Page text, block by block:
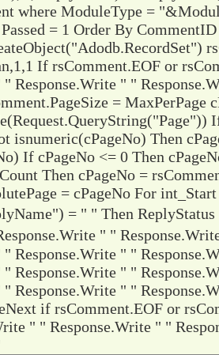
where ModuleType =
= 1 Order By
If rsComment.EOF or
" Response.Write " "
= MaxPerPage
isnumeric(cPageNo) Then
If cPageNo <= 0 Then
Then cPageNo =
= cPageNo For
= " " Then
" "
" Response.Write " "
" Response.Write " "
" Response.Write " "
if rsComment.EOF or
" " Response.Write " "